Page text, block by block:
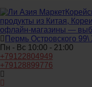
продукты из Китая,
офлайн‑магазины —
Пермь Островского
Пн - Вс 10:00 - 21:00
+79122804949
+79128899776